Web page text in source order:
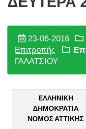
23-06-2016
Επιτροπής
ΓΑΛΑΤΣΙΟΥ
ΕΛΛΗΝΙΚΗ
ΔΗΜΟΚΡΑΤΙΑ
ΝΟΜΟΣ ΑΤΤΙΚΗΣ